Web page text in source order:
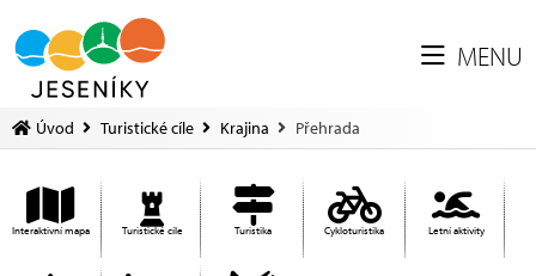
MENU
Úvod Turistické cíle Krajina Přehrada
Interaktivní mapa Turistické cíle Turistika Cykloturistika Letní aktivity